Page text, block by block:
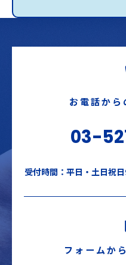
お電話から
03-
受付時間：平日・土日祝
フォームか